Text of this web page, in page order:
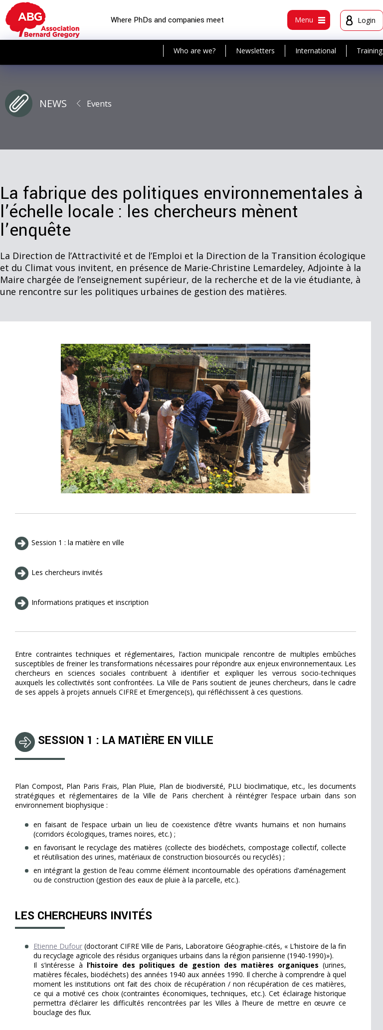
Where PhDs and companies meet Menu Login
Who are we? Newsletters International Training
NEWS Events
La fabrique des politiques environnementales à
l’échelle locale : les chercheurs mènent
l’enquête
La Direction de l’Attractivité et de l’Emploi et la Direction de la Transition écologique
et du Climat vous invitent, en présence de Marie-Christine Lemardeley, Adjointe à la
Maire chargée de l’enseignement supérieur, de la recherche et de la vie étudiante, à
une rencontre sur les politiques urbaines de gestion des matières.
Session 1 : la matière en ville
Les chercheurs invités
Informations pratiques et inscription
Entre contraintes techniques et réglementaires, l’action municipale rencontre de multiples embûches
susceptibles de freiner les transformations nécessaires pour répondre aux enjeux environnementaux. Les
chercheurs en sciences sociales contribuent à identifier et expliquer les verrous socio-techniques
auxquels les collectivités sont confrontées. La Ville de Paris soutient de jeunes chercheurs, dans le cadre
de ses appels à projets annuels CIFRE et Emergence(s), qui réfléchissent à ces questions.
SESSION 1 : LA MATIÈRE EN VILLE
Plan Compost, Plan Paris Frais, Plan Pluie, Plan de biodiversité, PLU bioclimatique, etc., les documents
stratégiques et réglementaires de la Ville de Paris cherchent à réintégrer l’espace urbain dans son
environnement biophysique :
en faisant de l’espace urbain un lieu de coexistence d’être vivants humains et non humains
(corridors écologiques, trames noires, etc.) ;
en favorisant le recyclage des matières (collecte des biodéchets, compostage collectif, collecte
et réutilisation des urines, matériaux de construction biosourcés ou recyclés) ;
en intégrant la gestion de l’eau comme élément incontournable des opérations d’aménagement
ou de construction (gestion des eaux de pluie à la parcelle, etc.).
LES CHERCHEURS INVITÉS
Etienne Dufour (doctorant CIFRE Ville de Paris, Laboratoire Géographie-cités, « L’histoire de la fin
du recyclage agricole des résidus organiques urbains dans la région parisienne (1940-1990)»).
Il s’intéresse à l’histoire des politiques de gestion des matières organiques (urines,
matières fécales, biodéchets) des années 1940 aux années 1990. Il cherche à comprendre à quel
moment les institutions ont fait des choix de récupération / non récupération de ces matières,
ce qui a motivé ces choix (contraintes économiques, techniques, etc.). Cet éclairage historique
permettra d’éclairer les difficultés rencontrées par les Villes à l’heure de mettre en œuvre ce
bouclage des flux.